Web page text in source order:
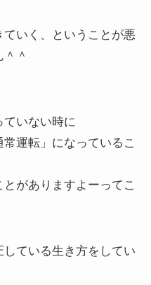
いく、ということが悪
＾
いない時に
常運転」になっているこ
がありますよーってこ
ている生き方をしてい